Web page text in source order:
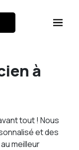
à
tout ! Nous
et des
meilleur